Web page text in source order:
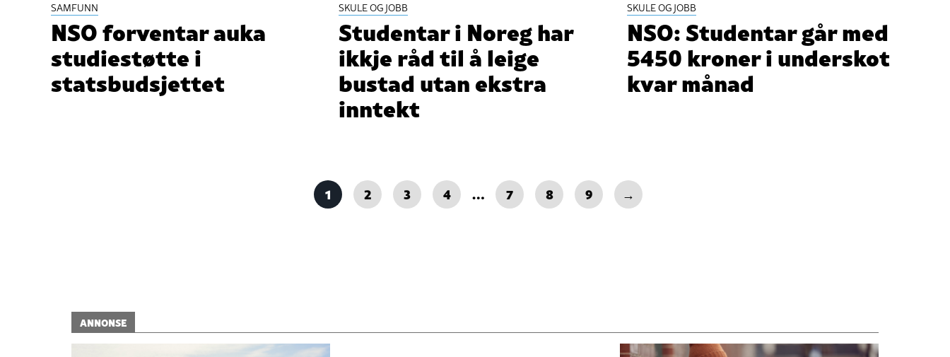
SAMFUNN
NSO forventar auka
studiestøtte i
statsbudsjettet
SKULE OG JOBB
Studentar i Noreg har
ikkje råd til å leige
bustad utan ekstra
inntekt
SKULE OG JOBB
NSO: Studentar går med
5450 kroner i underskot
kvar månad
1 2 3 4 … 7 8 9 →
ANNONSE